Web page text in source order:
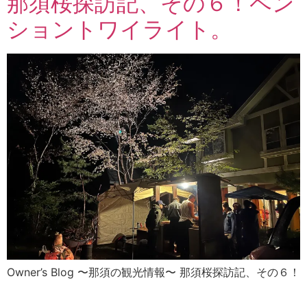
ショントワイライト。
Owner’s Blog 〜那須の観光情報〜 那須桜探訪記、その６！